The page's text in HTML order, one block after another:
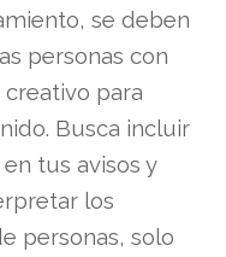
se deben
personas con
para
Busca incluir
tus avisos y
los
personas, solo